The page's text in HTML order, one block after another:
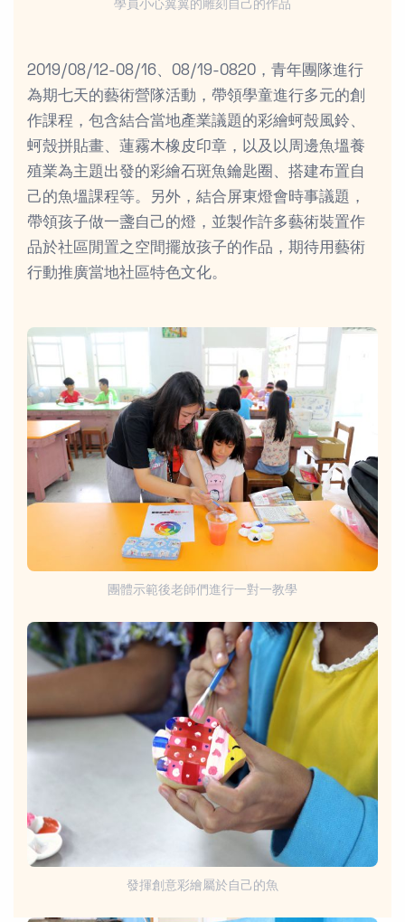
學員小心翼翼的雕刻自己的作品
2019/08/12-08/16、08/19-0820，青年團隊進行
為期七天的藝術營隊活動，帶領學童進行多元的創
作課程，包含結合當地產業議題的彩繪蚵殼風鈴、
蚵殼拼貼畫、蓮霧木橡皮印章，以及以周邊魚塭養
殖業為主題出發的彩繪石斑魚鑰匙圈、搭建布置自
己的魚塭課程等。另外，結合屏東燈會時事議題，
帶領孩子做一盞自己的燈，並製作許多藝術裝置作
品於社區閒置之空間擺放孩子的作品，期待用藝術
行動推廣當地社區特色文化。
團體示範後老師們進行一對一教學
發揮創意彩繪屬於自己的魚